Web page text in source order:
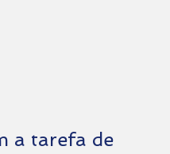
a tarefa de